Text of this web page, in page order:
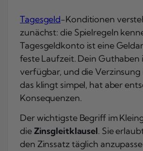
Tagesgeld-Konditionen
zunächst: die Spielregeln
Tagesgeldkonto ist eine
feste Laufzeit. Dein Guthaben
verfügbar, und die Verzinsung
das klingt simpel, hat aber
Konsequenzen.
Der wichtigste Begriff im
dieZinsgleitklausel. Sie
den Zinssatz täglich